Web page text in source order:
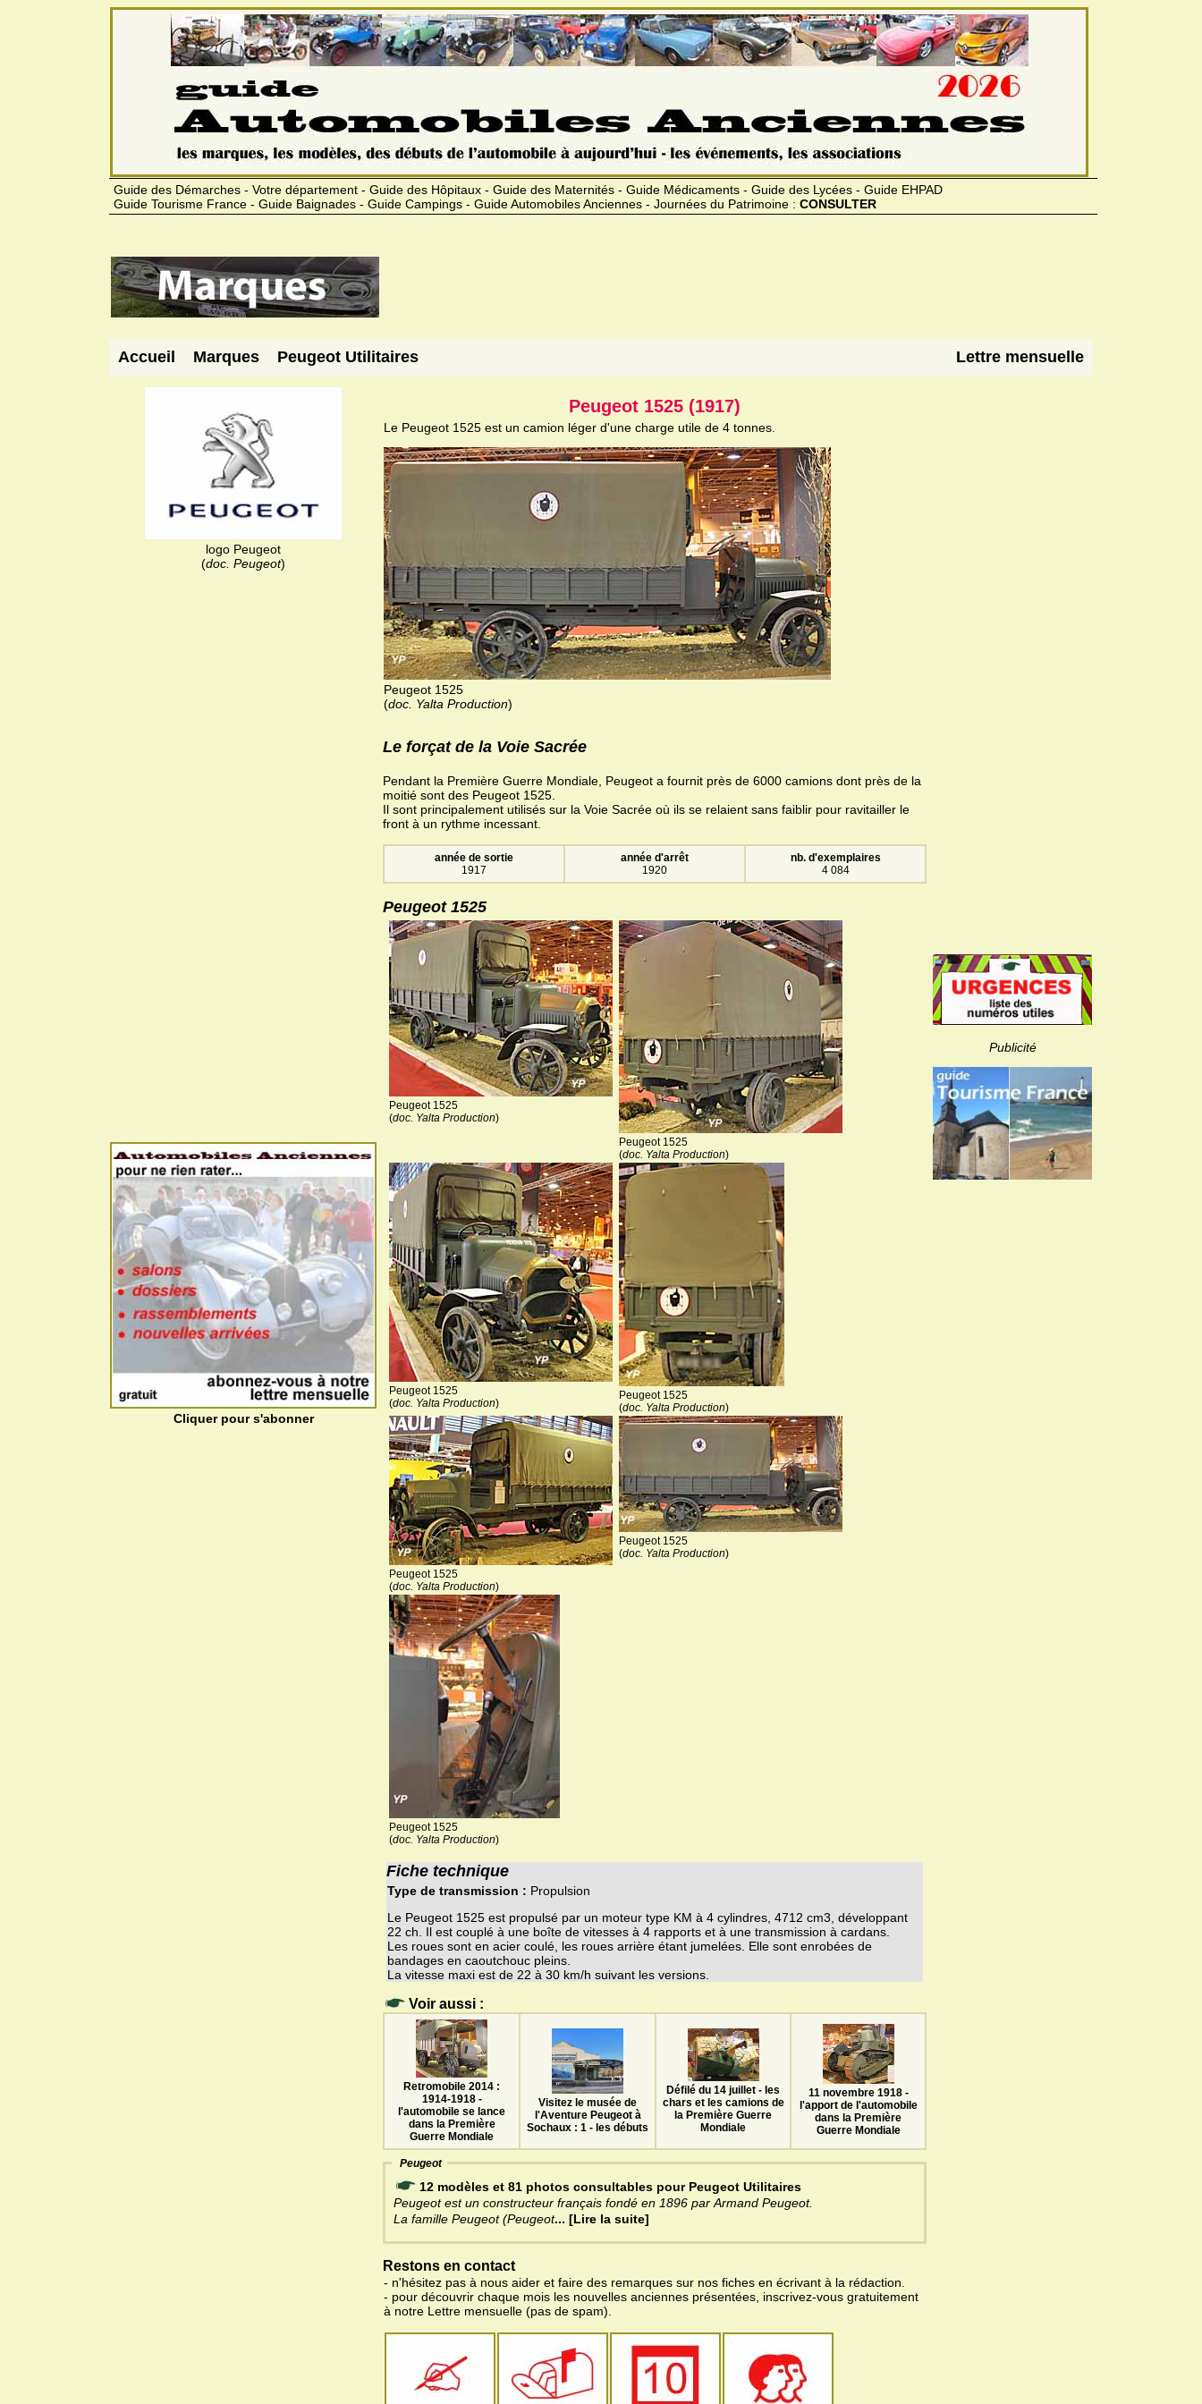
Guide des Démarches - Votre département - Guide des Hôpitaux - Guide des Maternités - Guide Médicaments - Guide des Lycées - Guide EHPAD
Guide Tourisme France - Guide Baignades - Guide Campings - Guide Automobiles Anciennes - Journées du Patrimoine : CONSULTER
Accueil Marques Peugeot Utilitaires Lettre mensuelle
logo Peugeot
(doc. Peugeot)
Cliquer pour s'abonner
Publicité
Peugeot 1525 (1917)
Le Peugeot 1525 est un camion léger d'une charge utile de 4 tonnes.
Peugeot 1525
(doc. Yalta Production)
Le forçat de la Voie Sacrée
Pendant la Première Guerre Mondiale, Peugeot a fournit près de 6000 camions dont près de la
moitié sont des Peugeot 1525.
Il sont principalement utilisés sur la Voie Sacrée où ils se relaient sans faiblir pour ravitailler le
front à un rythme incessant.
année de sortie
1917
année d'arrêt
1920
nb. d'exemplaires
4 084
Peugeot 1525
Peugeot 1525
(doc. Yalta Production)
Peugeot 1525
(doc. Yalta Production)
Peugeot 1525
(doc. Yalta Production)
Peugeot 1525
(doc. Yalta Production)
Peugeot 1525
(doc. Yalta Production)
Peugeot 1525
(doc. Yalta Production)
Peugeot 1525
(doc. Yalta Production)
Fiche technique
Type de transmission : Propulsion
Le Peugeot 1525 est propulsé par un moteur type KM à 4 cylindres, 4712 cm3, développant
22 ch. Il est couplé à une boîte de vitesses à 4 rapports et à une transmission à cardans.
Les roues sont en acier coulé, les roues arrière étant jumelées. Elle sont enrobées de
bandages en caoutchouc pleins.
La vitesse maxi est de 22 à 30 km/h suivant les versions.
Voir aussi :
Retromobile 2014 :
1914-1918 -
l'automobile se lance
dans la Première
Guerre Mondiale
Visitez le musée de
l'Aventure Peugeot à
Sochaux : 1 - les débuts
Défilé du 14 juillet - les
chars et les camions de
la Première Guerre
Mondiale
11 novembre 1918 -
l'apport de l'automobile
dans la Première
Guerre Mondiale
Peugeot
12 modèles et 81 photos consultables pour Peugeot Utilitaires
Peugeot est un constructeur français fondé en 1896 par Armand Peugeot.
La famille Peugeot (Peugeot... [Lire la suite]
Restons en contact
- n'hésitez pas à nous aider et faire des remarques sur nos fiches en écrivant à la rédaction.
- pour découvrir chaque mois les nouvelles anciennes présentées, inscrivez-vous gratuitement
à notre Lettre mensuelle (pas de spam).